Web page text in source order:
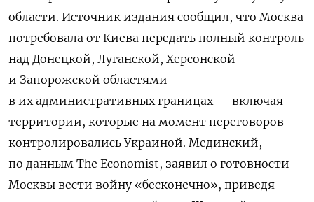
области. Источник издания сообщил, что Москва
потребовала от Киева передать полный контроль
над Донецкой, Луганской, Херсонской
и Запорожской областями
в их административных границах — включая
территории, которые на момент переговоров
контролировались Украиной. Мединский,
по данным The Economist, заявил о готовности
Москвы вести войну «бесконечно», приведя